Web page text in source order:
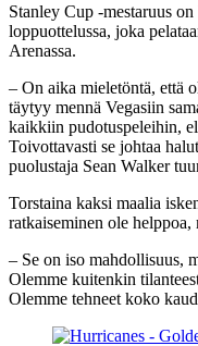
Stanley Cup -mestaruus
loppuottelussa, joka
Arenassa.
– On aika mieletöntä, että
täytyy mennä Vegasiin
kaikkiin pudotuspeleihin,
Toivottavasti se johtaa
puolustaja Sean Walker
Torstaina kaksi maalia
ratkaiseminen ole helppoa,
– Se on iso mahdollisuus,
Olemme kuitenkin
Olemme tehneet koko